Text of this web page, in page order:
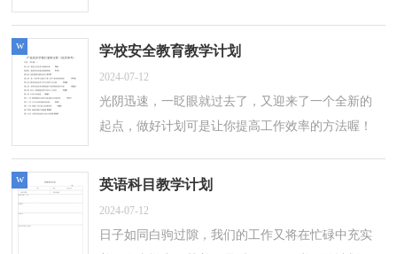
收集整理的中班下学期文学吹泡泡教案...
学校安全教育教学计划
2024-07-12
光阴迅速，一眨眼就过去了，又迎来了一个全新的
起点，做好计划可是让你提高工作效率的方法喔！
家整理的学校安全教育教学计划，仅供参考，大...
w
英语科目教学计划
2024-07-12
日子如同白驹过隙，我们的工作又将在忙碌中充实
w